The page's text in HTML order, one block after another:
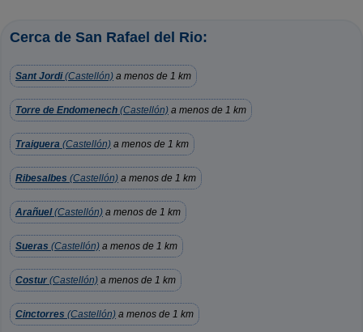
Cerca de San Rafael del Rio:
Sant Jordi(Castellón) a menos de 1 km
Torre de Endomenech (Castellón) a menos de 1 km
Traiguera (Castellón) a menos de 1 km
Ribesalbes (Castellón) a menos de 1 km
Arañuel(Castellón) a menos de 1 km
Sueras (Castellón) a menos de 1 km
Costur (Castellón) a menos de 1 km
Cinctorres (Castellón) a menos de 1 km